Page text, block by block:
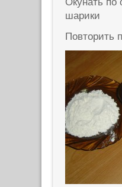
шарики
Повторить